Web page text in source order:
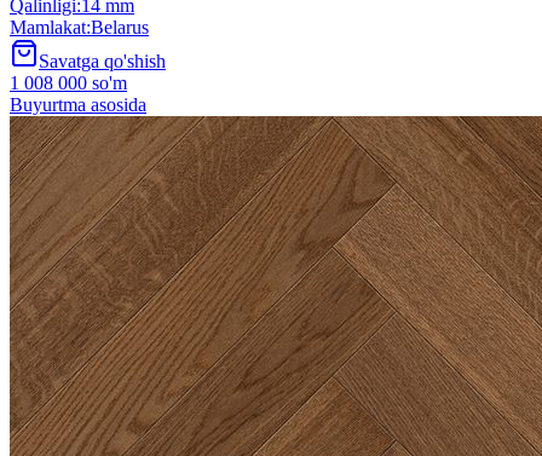
Qalinligi:14 mm
Mamlakat:Belarus
Savatga qo'shish
1 008 000 so'm
Buyurtma asosida